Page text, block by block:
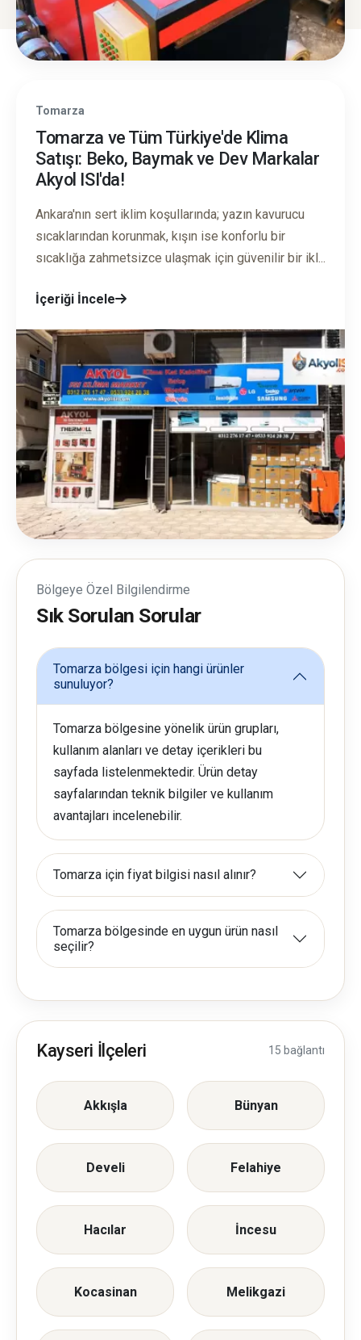
Tomarza
Tomarza ve Tüm Türkiye'de Klima
Satışı: Beko, Baymak ve Dev Markalar
Akyol ISI'da!
Ankara'nın sert iklim koşullarında; yazın kavurucu
sıcaklarından korunmak, kışın ise konforlu bir
sıcaklığa zahmetsizce ulaşmak için güvenilir bir ikl...
İçeriği İncele
Bölgeye Özel Bilgilendirme
Sık Sorulan Sorular
Tomarza bölgesi için hangi ürünler
sunuluyor?
Tomarza bölgesine yönelik ürün grupları,
kullanım alanları ve detay içerikleri bu
sayfada listelenmektedir. Ürün detay
sayfalarından teknik bilgiler ve kullanım
avantajları incelenebilir.
Tomarza için fiyat bilgisi nasıl alınır?
Tomarza bölgesinde en uygun ürün nasıl
seçilir?
Kayseri İlçeleri 15 bağlantı
Akkışla Bünyan
Develi Felahiye
Hacılar İncesu
Kocasinan Melikgazi